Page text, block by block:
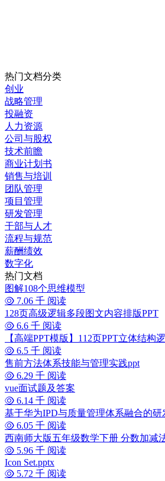
热门文档分类
创业
战略管理
投融资
人力资源
公司与股权
技术前瞻
商业计划书
销售与培训
团队管理
项目管理
研发管理
干部与人才
流程与规范
薪酬绩效
数字化
热门文档
图解108个思维模型
7.06 千 阅读
128页高级逻辑多段图文内容排版PPT
6.6 千 阅读
【高端PPT模版】112页PPT立体结构
6.5 千 阅读
售前方法体系技能与管理实践ppt
6.29 千 阅读
vue面试题及答案
6.14 千 阅读
基于华为IPD与质量管理体系融合的研
6.05 千 阅读
西南师大版五年级数学下册 分数加减
5.96 千 阅读
Icon Set.pptx
5.72 千 阅读